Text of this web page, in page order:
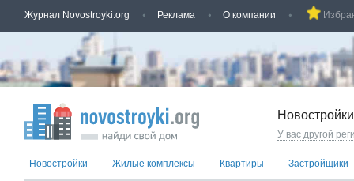
Журнал Novostroyki.org Реклама О компании
У вас другой
Новостройки Жилые комплексы Квартиры Застройщики